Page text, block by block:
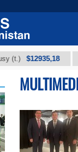
$12935,18 Az